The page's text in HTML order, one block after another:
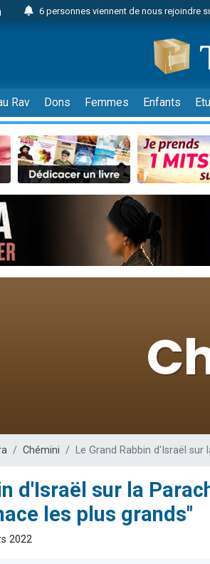
6 personnes viennent de nous rejoindre
2 personnes viennent de faire un
17 personnes viennent de demander une
4 personnes viennent de nous rejoindre
Il reste 49 places pour étudier en
23 personnes viennent de faire un
Eva vient de donner son Maasser
4 personnes viennent de nous rejoindre
3 personnes viennent de nous rejoindre
3 personnes viennent de faire un
Odaya vient de donner son Maasser
13 personnes viennent de demander une
Il reste 49 places pour étudier en
12 nouvelles musiques dans Torah-
3 personnes viennent de nous rejoindre
Rav Dons Femmes Enfants
Chémini Le Grand Rabbin d'Israël
d'Israël sur la
les plus grands"
2022